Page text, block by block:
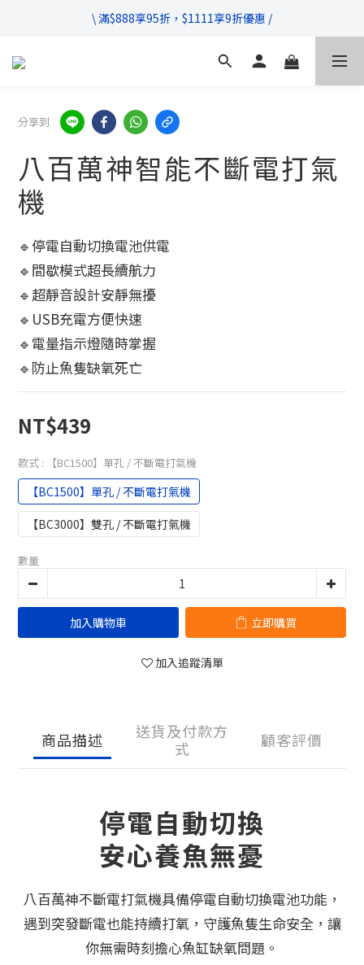
\ 超商滿$399免運!宅配滿$666免運 /
\ 滿$888享95折，$1111享9折優惠 /
不管售前售後，只要有任何疑問都歡迎與我們聯繫
分享到
八百萬神智能不斷電打氣
機
🔹停電自動切換電池供電
🔹間歇模式超長續航力
🔹超靜音設計安靜無擾
🔹USB充電方便快速
🔹電量指示燈隨時掌握
🔹防止魚隻缺氧死亡
NT$439
款式 : 【BC1500】單孔 / 不斷電打氣機
【BC1500】單孔 / 不斷電打氣機
【BC3000】雙孔 / 不斷電打氣機
數量
加入購物車 立即購買
加入追蹤清單
商品描述
送貨及付款方
式
顧客評價
停電自動切換
安心養魚無憂
八百萬神不斷電打氣機具備停電自動切換電池功能，
遇到突發斷電也能持續打氧，守護魚隻生命安全，讓
你無需時刻擔心魚缸缺氧問題。